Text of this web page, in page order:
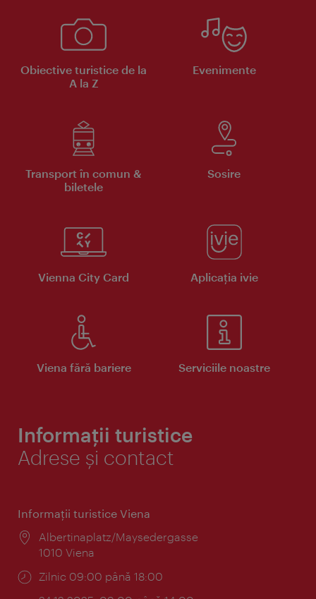
Obiective turistice de la
A la Z
Evenimente
Transport în comun &
biletele
Sosire
Vienna City Card Aplicaţia ivie
Viena fără bariere Serviciile noastre
Informații turistice
Adrese și contact
Informaţii turistice Viena
Locul:
Albertinaplatz/Maysedergasse
1010 Viena
Program:
Zilnic 09:00 până 18:00